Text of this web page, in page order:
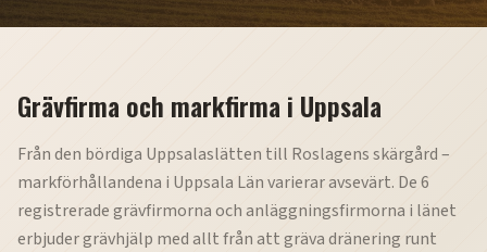
Grävfirma och markfirma i Uppsala
Från den bördiga Uppsalaslätten till Roslagens skärgård –
markförhållandena i Uppsala Län varierar avsevärt. De 6
registrerade grävfirmorna och anläggningsfirmorna i länet
erbjuder grävhjälp med allt från att gräva dränering runt